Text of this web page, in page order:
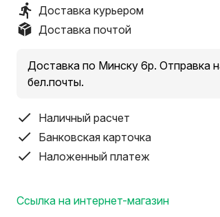
ДОСТАВКА ПО МИНСКУ 10Р. Есть
по предварительному бронированию
Адрес самовывоза:
магазина Соседи, на первом этаже
Доставка курьером
Доставка почтой
Доставка по Минску 6р.
бел.почты.
Наличный расчет
Банковская карточка
Наложенный платеж
Ссылка на интернет-магазин